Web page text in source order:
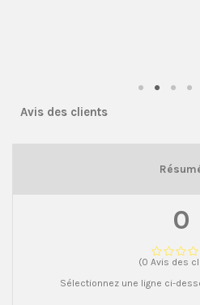
Avis des clients
0
(0 Avis des
Sélectionnez une ligne ci-